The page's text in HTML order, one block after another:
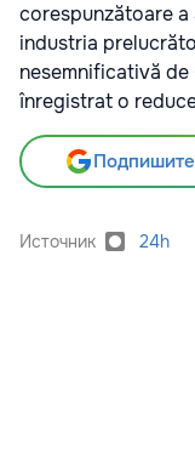
corespunzătoare a
industria
nesemnificativă de
înregistrat o
Источник 24h